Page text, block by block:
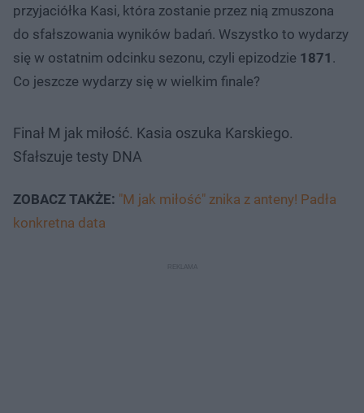
przyjaciółka Kasi, która zostanie przez nią zmuszona
do sfałszowania wyników badań. Wszystko to wydarzy
się w ostatnim odcinku sezonu, czyli epizodzie 1871 .
Co jeszcze wydarzy się w wielkim finale?
Finał M jak miłość. Kasia oszuka Karskiego.
Sfałszuje testy DNA
ZOBACZ TAKŻE: "M jak miłość" znika z anteny! Padła
konkretna data